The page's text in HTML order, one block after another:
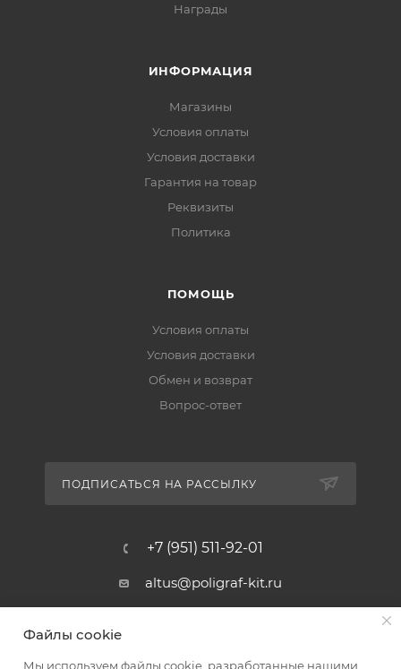
Награды
ИНФОРМАЦИЯ
Магазины
Условия оплаты
Условия доставки
Гарантия на товар
Реквизиты
Политика
ПОМОЩЬ
Условия оплаты
Условия доставки
Обмен и возврат
Вопрос-ответ
ПОДПИСАТЬСЯ НА РАССЫЛКУ
+7 (951) 511-92-01
altus@poligraf-kit.ru
Ростовская обл, Аксайский р-н,
Файлы cookie
Мы используем файлы cookie, разработанные нашими